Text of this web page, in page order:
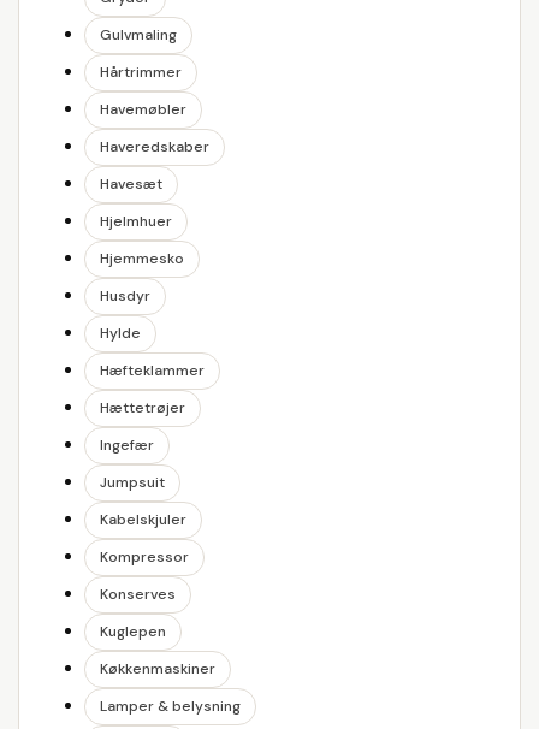
Gulvmaling
Hårtrimmer
Havemøbler
Haveredskaber
Havesæt
Hjelmhuer
Hjemmesko
Husdyr
Hylde
Hæfteklammer
Hættetrøjer
Ingefær
Jumpsuit
Kabelskjuler
Kompressor
Konserves
Kuglepen
Køkkenmaskiner
Lamper & belysning